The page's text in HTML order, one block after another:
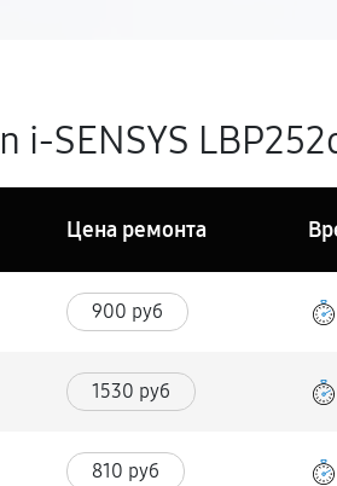
SENSYS
Цена ремонта
900 руб
1530 руб
810 руб